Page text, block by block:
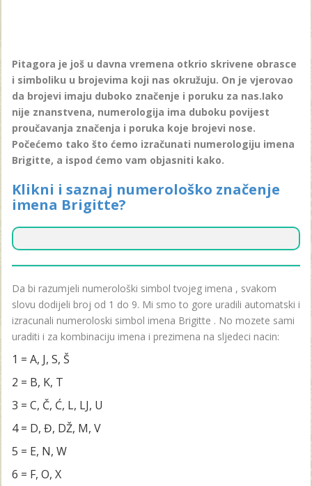
Pitagora je još u davna vremena otkrio skrivene obrasce
i simboliku u brojevima koji nas okružuju. On je vjerovao
da brojevi imaju duboko značenje i poruku za nas.Iako
nije znanstvena, numerologija ima duboku povijest
proučavanja značenja i poruka koje brojevi nose.
Počećemo tako što ćemo izračunati numerologiju imena
Brigitte, a ispod ćemo vam objasniti kako.
Klikni i saznaj numerološko značenje
imena Brigitte?
Da bi razumjeli numerološki simbol tvojeg imena , svakom
slovu dodijeli broj od 1 do 9. Mi smo to gore uradili automatski i
izracunali numeroloski simbol imena Brigitte . No mozete sami
uraditi i za kombinaciju imena i prezimena na sljedeci nacin:
1 = A, J, S, Š
2 = B, K, T
3 = C, Č, Ć, L, LJ, U
4 = D, Đ, DŽ, M, V
5 = E, N, W
6 = F, O, X